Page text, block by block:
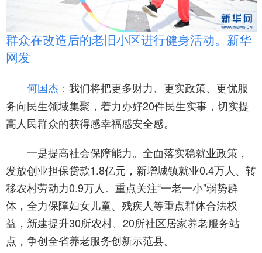
群众在改造后的老旧小区进行健身活动。新华
网发
何国杰： 我们将把更多财力、更实政策、更优服
务向民生领域集聚，着力办好20件民生实事，切实提
高人民群众的获得感幸福感安全感。
一是提高社会保障能力。全面落实稳就业政策，
发放创业担保贷款1.8亿元，新增城镇就业0.4万人、转
移农村劳动力0.9万人。重点关注“一老一小”弱势群
体，全力保障妇女儿童、残疾人等重点群体合法权
益，新建提升30所农村、20所社区居家养老服务站
点，争创全省养老服务创新示范县。